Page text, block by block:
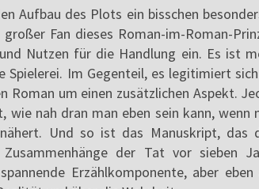
Aufbau des Plots ein bisschen
Fan dieses Roman-im-Roman-
Nutzen für die Handlung ein. Es ist
Spielerei. Im Gegenteil, es legitimiert
Roman um einen zusätzlichen Aspekt.
wie nah dran man eben sein kann, wenn
Und so ist das Manuskript, das
der Tat vor sieben
Erzählkomponente, aber